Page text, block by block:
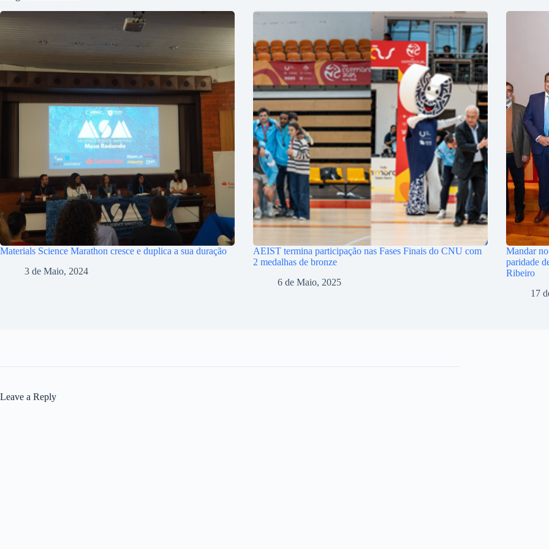
Materials Science Marathon cresce e duplica a sua duração
3 de Maio, 2024
AEIST termina participação nas Fases Finais do CNU com
2 medalhas de bronze
6 de Maio, 2025
Mandar
paridade
Ribeiro
17
Leave a Reply